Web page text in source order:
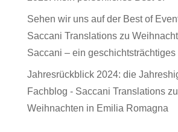
Sehen wir uns auf der Best of
Saccani Translationszu
Saccani – ein geschichtsträchtiges
Jahresrückblick 2024: die
Fachblog - Saccani Translationszu
Weihnachten in Emilia Romagna